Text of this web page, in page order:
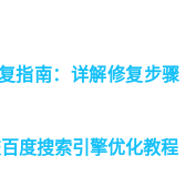
指南：详解修复步骤
度搜索引擎优化教程